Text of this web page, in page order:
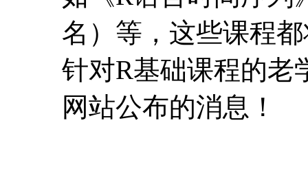
言路线图。这些进
杂程度可能超过了R
器”系列，也有以算